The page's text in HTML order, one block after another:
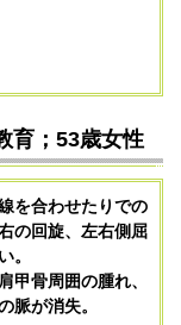
育；53歳女性
を合わせたりでの
の回旋、左右側屈
。
骨周囲の腫れ、
脈が消失。